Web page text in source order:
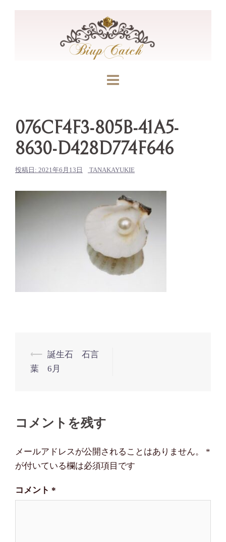
076CF4F3-805B-41A5-
8630-D428D774F646
投稿日: 2021年6月13日 TANAKAYUKIE
投
稿
ゲ
ー
シ
ョ
ン
⟵ 誕生石 石言
葉 6月
コメントを残す
メールアドレスが公開されることはありません。
*
が付いている欄は必須項目です
コメント *